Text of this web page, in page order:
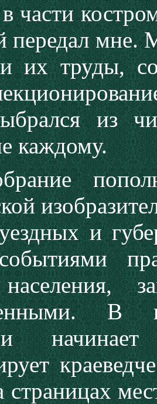
части
передал мне.
их труды,
из
каждому.
и
В
страницах